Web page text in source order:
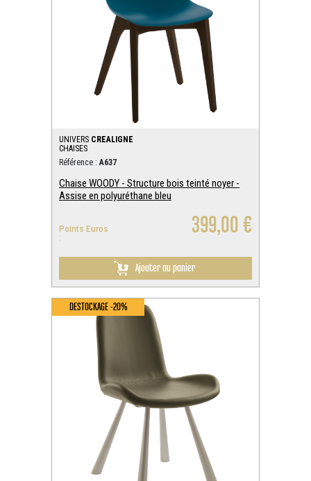
UNIVERS CREALIGNE
CHAISES
Référence :A637
Chaise WOODY - Structure bois teinté noyer -
Assise en polyuréthane bleu
Points Euros
:
399,00 €
Ajouter au panier
DESTOCKAGE -20%